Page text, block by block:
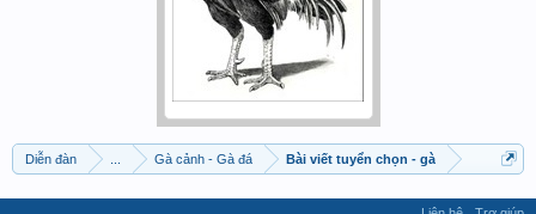
Diễn đàn Gà cảnh - Gà đá Bài viết tuyển chọn - gà